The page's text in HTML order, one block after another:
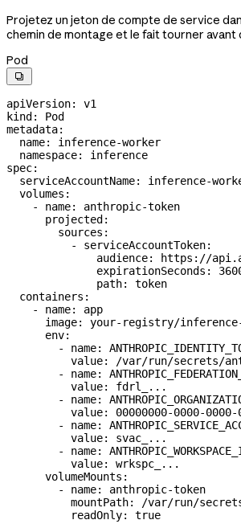
Projetez un jeton de compte de service
chemin de montage et le fait tourner avant
Pod

apiVersion: v1
kind: Pod
metadata:
  name
: inference-worker
  namespace
: inference
spec:
  serviceAccountName
: inference-
  volumes
:
    -
name: anthropic-token
      projected
:
        sources
:
          -
serviceAccountToken:
              audience
: https://
              expirationSeconds
:
              path
: token
  containers
:
    -
name: app
      image
: your-registry/
      env
:
        -
name:
          value
:
/var/run/secrets/
        -
name:
          value
: fdrl_...
        -
name:
          value
: 00000000-0000-0000-
        -
name:
          value
: svac_...
        -
name:
          value
: wrkspc_...
      volumeMounts
:
        -
name: anthropic-token
          mountPath
:
/var/run/
          readOnly
: true